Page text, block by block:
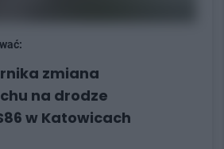
zmiana
na drodze
w Katowicach